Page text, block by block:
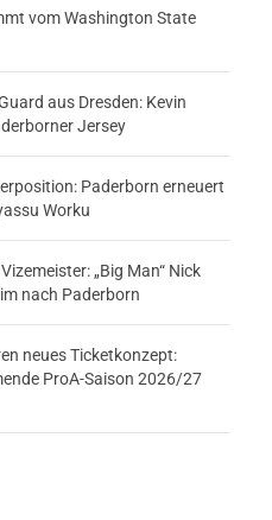
vom Washington State
aus Dresden: Kevin
Jersey
Paderborn erneuert
Worku
„Big Man“ Nick
nach Paderborn
neues Ticketkonzept:
ProA-Saison 2026/27